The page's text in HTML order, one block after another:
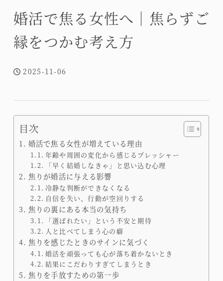
婚活で焦る女性へ｜焦らずご
縁をつかむ考え方
投稿日
2025-11-06
目次
婚活で焦る女性が増えている理由
年齢や周囲の変化から感じるプレッシャー
「早く結婚しなきゃ」と思い込む心理
焦りが婚活に与える影響
冷静な判断ができなくなる
自信を失い、行動が空回りする
焦りの裏にある本当の気持ち
「選ばれたい」という不安と期待
人と比べてしまう心の癖
焦りを感じたときのサインに気づく
婚活を頑張っても心が落ち着かないとき
結果にこだわりすぎてしまうとき
焦りを手放すための第一歩